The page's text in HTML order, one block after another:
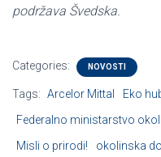
podržava Švedska.
Categories: NOVOSTI
Tags: Arcelor Mittal
Eko
Federalno ministarstvo
Misli o prirodi!
okolinska